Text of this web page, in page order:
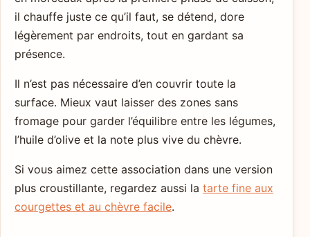
il chauffe juste ce qu’il faut, se détend, dore
légèrement par endroits, tout en gardant sa
présence.
Il n’est pas nécessaire d’en couvrir toute la
surface. Mieux vaut laisser des zones sans
fromage pour garder l’équilibre entre les légumes,
l’huile d’olive et la note plus vive du chèvre.
Si vous aimez cette association dans une version
plus croustillante, regardez aussi la tarte fine aux
courgettes et au chèvre facile.